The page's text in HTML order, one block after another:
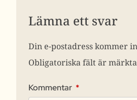
Lämna ett svar
Din e-postadress kommer
Obligatoriska fält är märkta
Kommentar *